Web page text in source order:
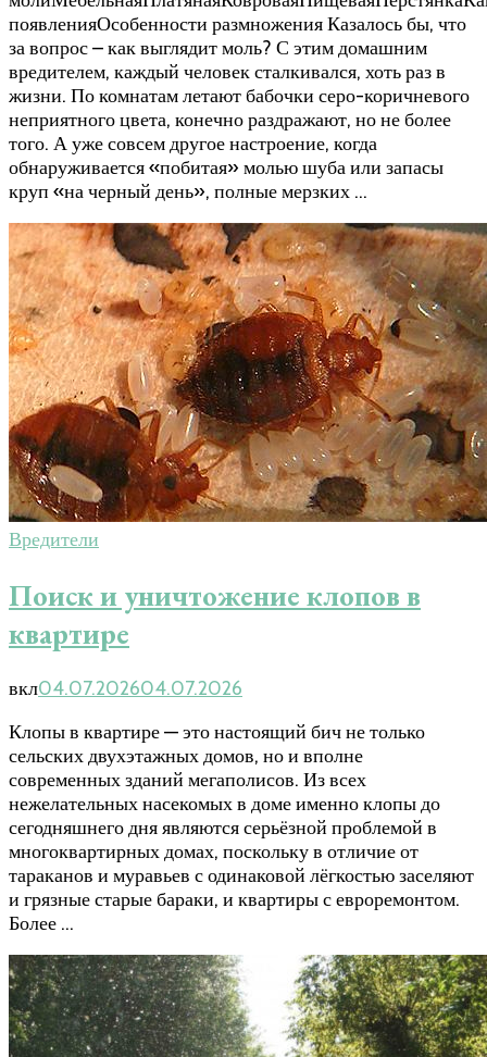
появленияОсобенности размножения Казалось бы, что
за вопрос – как выглядит моль? С этим домашним
вредителем, каждый человек сталкивался, хоть раз в
жизни. По комнатам летают бабочки серо-коричневого
неприятного цвета, конечно раздражают, но не более
того. А уже совсем другое настроение, когда
обнаруживается «побитая» молью шуба или запасы
круп «на черный день», полные мерзких …
Вредители
Поиск и уничтожение клопов в
квартире
вкл04.07.202604.07.2026
Клопы в квартире — это настоящий бич не только
сельских двухэтажных домов, но и вполне
современных зданий мегаполисов. Из всех
нежелательных насекомых в доме именно клопы до
сегодняшнего дня являются серьёзной проблемой в
многоквартирных домах, поскольку в отличие от
тараканов и муравьев с одинаковой лёгкостью заселяют
и грязные старые бараки, и квартиры с евроремонтом.
Более …